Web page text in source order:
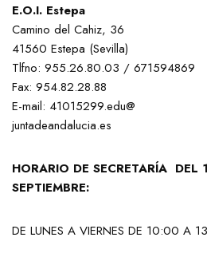
E.O.I. Estepa
Camino del Cahiz, 36
41560 Estepa (Sevilla)
Tlfno: 955.26.80.03 / 671594869
Fax: 954.82.28.88
E-mail: 41015299.edu@
juntadeandalucia.es
HORARIO DE SECRETARÍA DEL
SEPTIEMBRE:
DE LUNES A VIERNES DE 10:00 A